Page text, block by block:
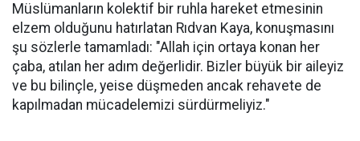
Müslümanların kolektif bir ruhla hareket etmesinin
elzem olduğunu hatırlatan Rıdvan Kaya, konuşmasını
şu sözlerle tamamladı: "Allah için ortaya konan her
çaba, atılan her adım değerlidir. Bizler büyük bir aileyiz
ve bu bilinçle, yeise düşmeden ancak rehavete de
kapılmadan mücadelemizi sürdürmeliyiz."